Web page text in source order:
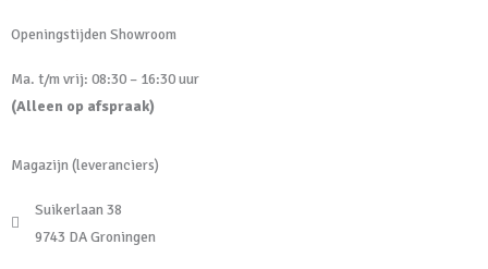
Openingstijden Showroom
Ma. t/m vrij: 08:30 – 16:30 uur
(Alleen op afspraak)
Magazijn (leveranciers)
Suikerlaan 38
9743 DA Groningen